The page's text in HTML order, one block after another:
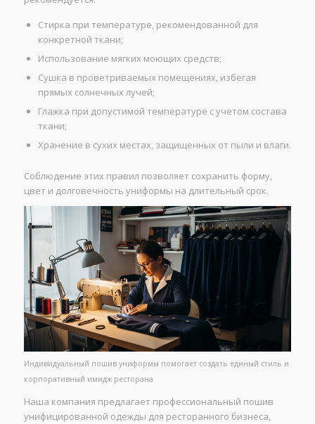
Стирка при температуре, рекомендованной для
конкретной ткани;
Использование мягких моющих средств;
Сушка в проветриваемых помещениях, избегая
прямых солнечных лучей;
Глажка при допустимой температуре с учетом состава
ткани;
Хранение в сухих местах, защищенных от пыли и влаги.
Соблюдение этих правил позволяет сохранить форму,
цвет и долговечность униформы на длительный срок.
Индивидуальный пошив униформы помогает создать единый стиль и
корпоративный имидж ресторана
Наша компания предлагает профессиональный пошив
унифицированной одежды для ресторанного бизнеса,